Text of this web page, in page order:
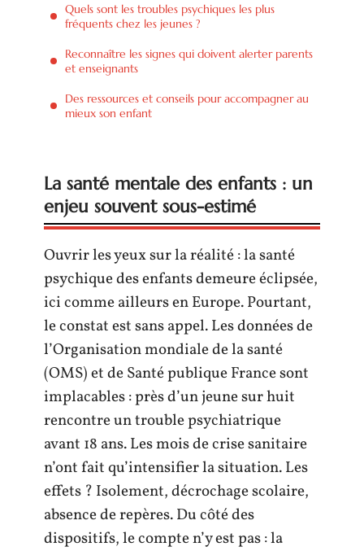
Quels sont les troubles psychiques les plus
fréquents chez les jeunes ?
Reconnaître les signes qui doivent alerter parents
et enseignants
Des ressources et conseils pour accompagner au
mieux son enfant
La santé mentale des enfants : un
enjeu souvent sous-estimé
Ouvrir les yeux sur la réalité : la santé
psychique des enfants demeure éclipsée,
ici comme ailleurs en Europe. Pourtant,
le constat est sans appel. Les données de
l’Organisation mondiale de la santé
(OMS) et de Santé publique France sont
implacables : près d’un jeune sur huit
rencontre un trouble psychiatrique
avant 18 ans. Les mois de crise sanitaire
n’ont fait qu’intensifier la situation. Les
effets ? Isolement, décrochage scolaire,
absence de repères. Du côté des
dispositifs, le compte n’y est pas : la